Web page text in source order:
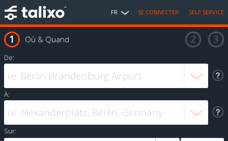
FR SE CONNECTER SELF SERVICE
Où & Quand
De:
À:
Sur: